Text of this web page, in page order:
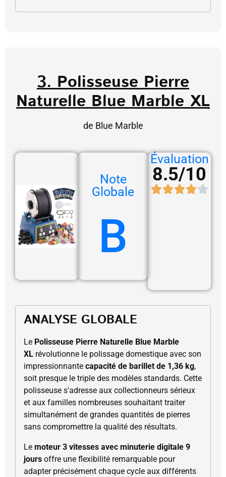
3. Polisseuse Pierre
Naturelle Blue Marble XL
de Blue Marble
Note
Globale
B
Évaluation
8.5/10
ANALYSE GLOBALE
Le Polisseuse Pierre Naturelle Blue Marble
XL révolutionne le polissage domestique avec son
impressionnante capacité de barillet de 1,36 kg,
soit presque le triple des modèles standards. Cette
polisseuse s'adresse aux collectionneurs sérieux
et aux familles nombreuses souhaitant traiter
simultanément de grandes quantités de pierres
sans compromettre la qualité des résultats.
Le moteur 3 vitesses avec minuterie digitale 9
jours offre une flexibilité remarquable pour
adapter précisément chaque cycle aux différents